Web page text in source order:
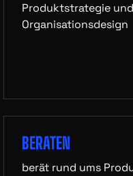
Produktstrategie und
Organisationsdesign
BERATEN
berät rund ums